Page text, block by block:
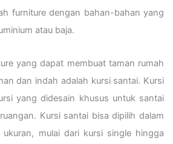
furniture dengan bahan-bahan yang
atau baja.
yang dapat membuat taman rumah
dan indah adalah kursi santai. Kursi
yang didesain khusus untuk santai
Kursi santai bisa dipilih dalam
mulai dari kursi single hingga